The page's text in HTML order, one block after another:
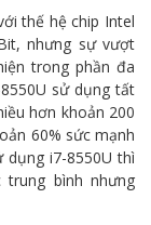
thế hệ chip Intel
nhưng sự vượt
trong phần đa
sử dụng tất
hơn khoản 200
60% sức mạnh
dụng i7-8550U thì
bình nhưng